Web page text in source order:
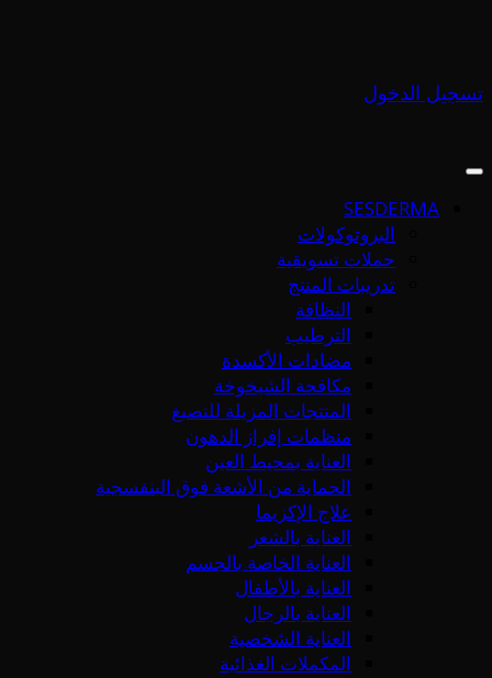
تسجيل الدخول
SESDERMA
البروتوكولات
حملات تسويقية
تدريبات المنتج
النظافة
الترطيب
مضادات الأكسدة
مكافحة الشيخوخة
المنتجات المزيلة للتصبغ
منظمات إفراز الدهون
العناية بمحيط العين
الحماية من الأشعة فوق البنفسجية
علاج الإكزيما
العناية بالشعر
العناية الخاصة بالجسم
العناية بالأطفال
العناية بالرجال
العناية الشخصية
المكملات الغذائية